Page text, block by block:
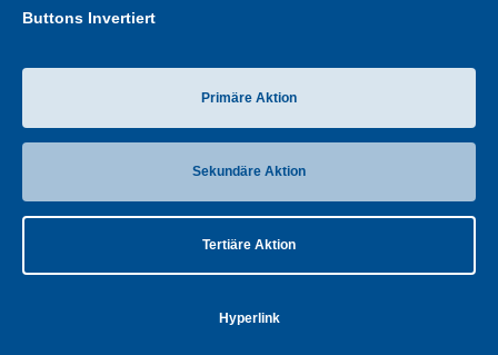
Buttons Invertiert
Primäre Aktion
Sekundäre Aktion
Tertiäre Aktion
Hyperlink